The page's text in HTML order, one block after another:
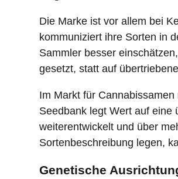
Die Marke ist vor allem bei
kommuniziert ihre Sorten in
Sammler besser
gesetzt, statt auf
Im Markt für
Seedbank legt Wert auf eine
weiterentwickelt und über
Sortenbeschreibung legen,
Genetische